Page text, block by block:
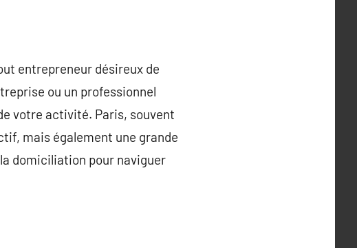
entrepreneur désireux de
ou un professionnel
votre activité. Paris, souvent
mais également une grande
domiciliation pour naviguer